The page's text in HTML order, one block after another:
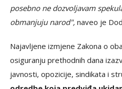
posebno ne dozvoljavam
obmanjuju narod", naveo je
Najavljene izmjene Zakona o
osiguranju prethodnih dana
javnosti, opozicije, sindikata i